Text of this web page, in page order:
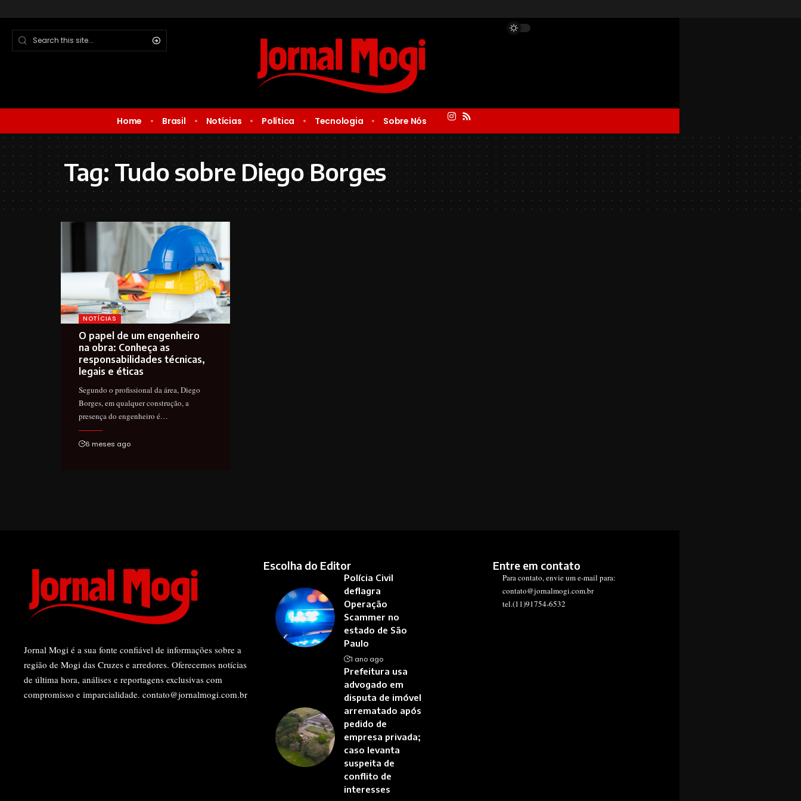
Home Brasil Notícias Política Tecnologia Sobre Nós
Tag:Tudo sobre Diego Borges
NOTÍCIAS
O papel de um engenheiro
na obra: Conheça as
responsabilidades técnicas,
legais e éticas
Segundo o profissional da área, Diego
Borges, em qualquer construção, a
presença do engenheiro é…
6 meses ago
Jornal Mogi é a sua fonte confiável de informações sobre a
região de Mogi das Cruzes e arredores. Oferecemos notícias
de última hora, análises e reportagens exclusivas com
compromisso e imparcialidade. contato@jornalmogi.com.br
Escolha do Editor
Polícia Civil
deflagra
Operação
Scammer no
estado de São
Paulo
1 ano ago
Prefeitura usa
advogado em
disputa de imóvel
arrematado após
pedido de
empresa privada;
caso levanta
suspeita de
conflito de
interesses
Entre em contato
Para contato, envie um e-mail para:
contato@jornalmogi.com.br
tel.(11)91754-6532